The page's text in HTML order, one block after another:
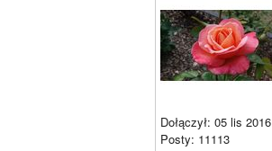
Dołączył: 05 lis 2016
Posty: 11113